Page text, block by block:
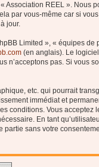
REEL ». Nous
par vous-même car si
jour.
Limited », « équipes
(en anglais). Le
n’acceptons pas. Si vous
etc. qui pourrait
immédiat et
conditions. Vous acceptez
En tant
sans votre